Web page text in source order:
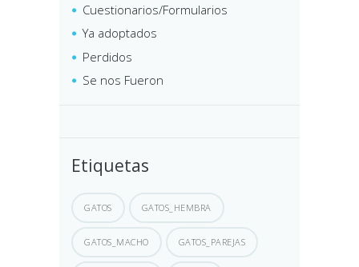
Cuestionarios/Formularios
Ya adoptados
Perdidos
Se nos Fueron
Etiquetas
GATOS GATOS_HEMBRA
GATOS_MACHO GATOS_PAREJAS